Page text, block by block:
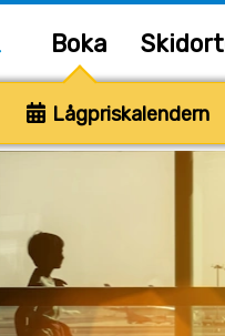
Boka
Lågpriskalendern